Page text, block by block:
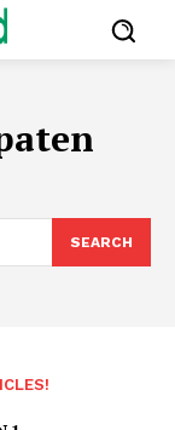
SEARCH